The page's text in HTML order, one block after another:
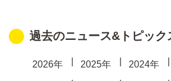
過去のニュース&トピック
2026年 2025年 2024年